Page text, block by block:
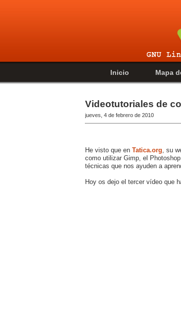
Inicio Mapa
Videotutoriales de
jueves, 4 de febrero de 2010
He visto que en Tatica.org , su
como utilizar Gimp, el
técnicas que nos ayuden a
Hoy os dejo el tercer vídeo que